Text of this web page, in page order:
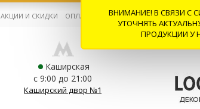
АКЦИИ И СКИДКИ ОПЛАТА И ДОСТАВКА
Каширская
с 9:00 до 21:00
Каширский двор №1
ВНИМАНИЕ! В СВЯЗИ С
УТОЧНЯТЬ
ПРОДУКЦИИ У